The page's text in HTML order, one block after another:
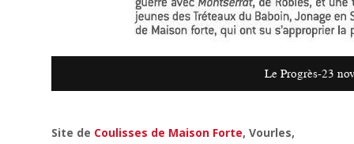
Le Progrès-23
Site de Coulisses de Maison Forte, Vourles,